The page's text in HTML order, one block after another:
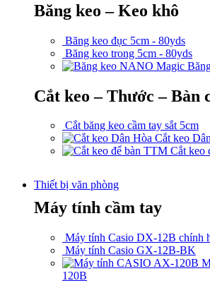
Băng keo – Keo khô
Băng keo đục 5cm - 80yds
Băng keo trong 5cm - 80yds
Cắt keo – Thước – Bàn
Cắt băng keo cầm tay sắt 5cm
Cắt keo
Cắt keo
Thiết bị văn phòng
Máy tính cầm tay
Máy tính Casio DX-12B chính
Máy tính Casio GX-12B-BK
120B